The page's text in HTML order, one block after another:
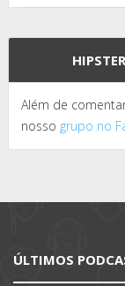
Além de
nosso grupo no
ÚLTIMOS